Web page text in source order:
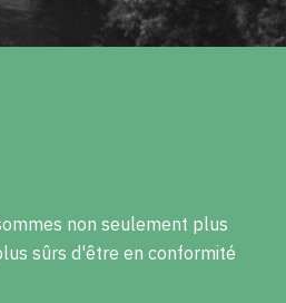
non seulement plus
sûrs d'être en conformité